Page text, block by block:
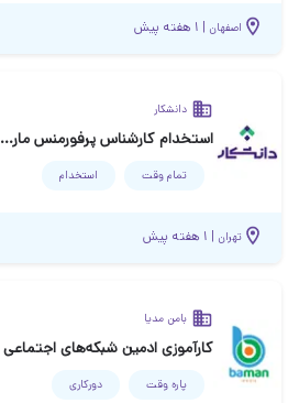
اصفهان | ۱ هفته پیش
دانشکار
استخدام کارشناس پرفورمنس مارکتینگ
تمام وقت استخدام
تهران | ۱ هفته پیش
بامن مدیا
کارآموزی ادمین شبکه‌های اجتماعی
پاره وقت دورکاری